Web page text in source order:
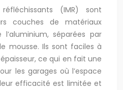
(IMR) sont
couches de matériaux
séparées par
mousse. Ils sont faciles à
ce qui en fait une
les garages où l’espace
efficacité est limitée et